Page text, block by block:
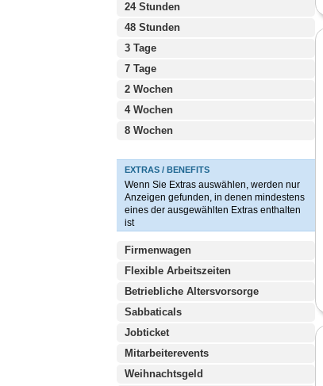
24 Stunden
48 Stunden
3 Tage
7 Tage
2 Wochen
4 Wochen
8 Wochen
EXTRAS / BENEFITS
Wenn Sie Extras auswählen, werden nur
Anzeigen gefunden, in denen mindestens
eines der ausgewählten Extras enthalten
ist
Firmenwagen
Flexible Arbeitszeiten
Betriebliche Altersvorsorge
Sabbaticals
Jobticket
Mitarbeiterevents
Weihnachtsgeld